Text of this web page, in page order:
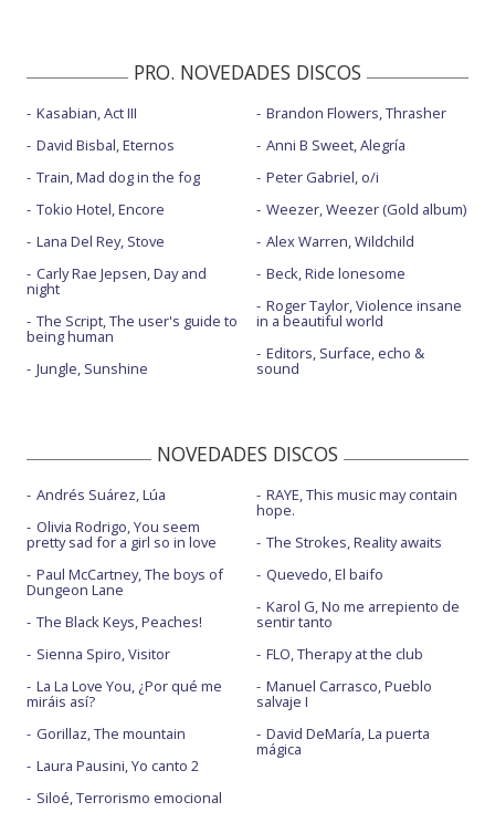
PRO. NOVEDADES DISCOS
Kasabian, Act III
David Bisbal, Eternos
Train, Mad dog in the fog
Tokio Hotel, Encore
Lana Del Rey, Stove
Carly Rae Jepsen, Day and
night
The Script, The user's guide to
being human
Jungle, Sunshine
Brandon Flowers, Thrasher
Anni B Sweet, Alegría
Peter Gabriel, o/i
Weezer, Weezer (Gold album)
Alex Warren, Wildchild
Beck, Ride lonesome
Roger Taylor, Violence insane
in a beautiful world
Editors, Surface, echo &
sound
NOVEDADES DISCOS
Andrés Suárez, Lúa
Olivia Rodrigo, You seem
pretty sad for a girl so in love
Paul McCartney, The boys of
Dungeon Lane
The Black Keys, Peaches!
Sienna Spiro, Visitor
La La Love You, ¿Por qué me
miráis así?
Gorillaz, The mountain
Laura Pausini, Yo canto 2
Siloé, Terrorismo emocional
RAYE, This music may contain
hope.
The Strokes, Reality awaits
Quevedo, El baifo
Karol G, No me arrepiento de
sentir tanto
FLO, Therapy at the club
Manuel Carrasco, Pueblo
salvaje I
David DeMaría, La puerta
mágica